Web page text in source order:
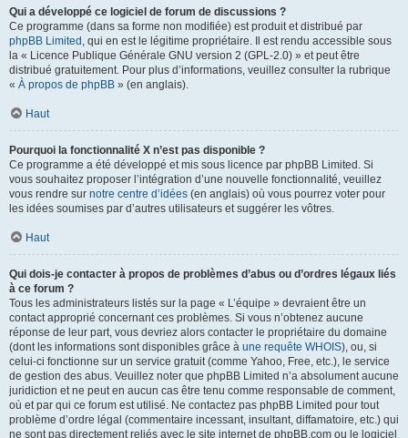
Qui a développé ce logiciel de forum de discussions ?
Ce programme (dans sa forme non modifiée) est produit et distribué par
phpBB Limited , qui en est le légitime propriétaire. Il est rendu accessible sous
la « Licence Publique Générale GNU version 2 (GPL-2.0) » et peut être
distribué gratuitement. Pour plus d’informations, veuillez consulter la rubrique
« À propos de phpBB » (en anglais).
Haut
Pourquoi la fonctionnalité X n’est pas disponible ?
Ce programme a été développé et mis sous licence par phpBB Limited. Si
vous souhaitez proposer l’intégration d’une nouvelle fonctionnalité, veuillez
vous rendre sur notre centre d’idées (en anglais) où vous pourrez voter pour
les idées soumises par d’autres utilisateurs et suggérer les vôtres.
Haut
Qui dois-je contacter à propos de problèmes d’abus ou d’ordres légaux liés
à ce forum ?
Tous les administrateurs listés sur la page « L’équipe » devraient être un
contact approprié concernant ces problèmes. Si vous n’obtenez aucune
réponse de leur part, vous devriez alors contacter le propriétaire du domaine
(dont les informations sont disponibles grâce à une requête WHOIS), ou, si
celui-ci fonctionne sur un service gratuit (comme Yahoo, Free, etc.), le service
de gestion des abus. Veuillez noter que phpBB Limited n’a absolument aucune
juridiction et ne peut en aucun cas être tenu comme responsable de comment,
où et par qui ce forum est utilisé. Ne contactez pas phpBB Limited pour tout
problème d’ordre légal (commentaire incessant, insultant, diffamatoire, etc.) qui
ne sont pas directement reliés avec le site internet de phpBB.com ou le logiciel